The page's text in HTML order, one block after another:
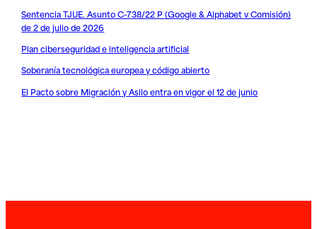
Sentencia TJUE. Asunto C-738/22 P (Google & Alphabet v Comisión)
de 2 de julio de 2026
Plan ciberseguridad e inteligencia artificial
Soberanía tecnológica europea y código abierto
El Pacto sobre Migración y Asilo entra en vigor el 12 de junio